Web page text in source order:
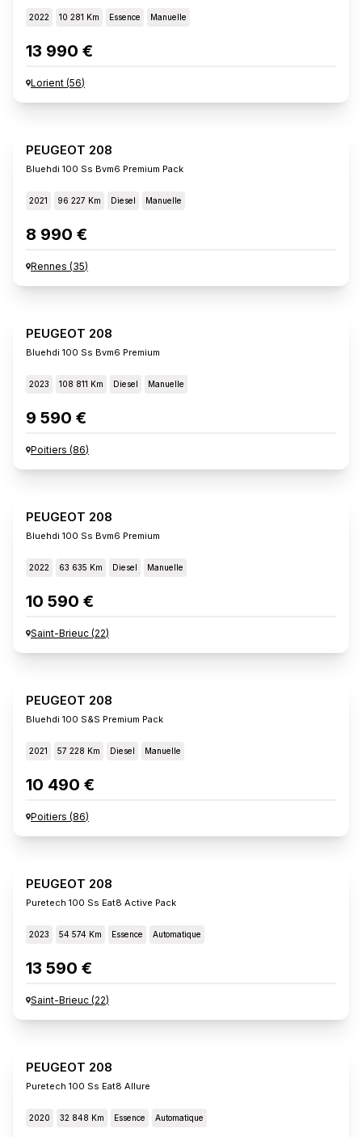
2022 10 281 Km Essence Manuelle
13 990 €
Lorient (56)
PEUGEOT 208
Bluehdi 100 Ss Bvm6 Premium Pack
2021 96 227 Km Diesel Manuelle
8 990 €
Rennes (35)
PEUGEOT 208
Bluehdi 100 Ss Bvm6 Premium
2023 108 811 Km Diesel Manuelle
9 590 €
Poitiers (86)
PEUGEOT 208
Bluehdi 100 Ss Bvm6 Premium
2022 63 635 Km Diesel Manuelle
10 590 €
Saint-Brieuc (22)
PEUGEOT 208
Bluehdi 100 S&s Premium Pack
2021 57 228 Km Diesel Manuelle
10 490 €
Poitiers (86)
PEUGEOT 208
Puretech 100 Ss Eat8 Active Pack
2023 54 574 Km Essence Automatique
13 590 €
Saint-Brieuc (22)
PEUGEOT 208
Puretech 100 Ss Eat8 Allure
2020 32 848 Km Essence Automatique